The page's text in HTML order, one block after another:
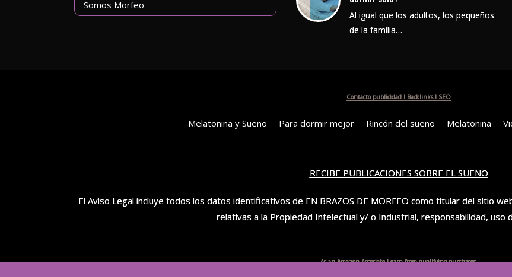
Somos Morfeo
Al igual que los adultos, los pequeños
de la familia…
Contacto publicidad I Backlinks I SEO
Melatonina y Sueño Para dormir mejor Rincón del sueño Melatonina
RECIBE PUBLICACIONES SOBRE EL SUEÑO
El Aviso Legal incluye todos los datos identificativos de EN BRAZOS DE MORFEO como titular del sitio
relativas a la Propiedad Intelectual y/ o Industrial, responsabilidad, uso
– – – –
As an Amazon Associate I earn from qualifying purchases.